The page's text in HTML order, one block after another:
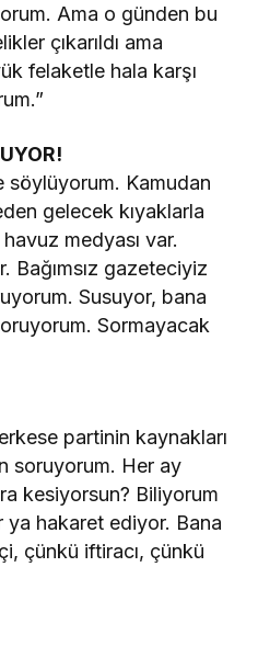
Ama o günden bu
çıkarıldı ama
felaketle hala karşı
söylüyorum. Kamudan
gelecek kıyaklarla
medyası var.
Bağımsız gazeteciyiz
Susuyor, bana
Sormayacak
partinin kaynakları
soruyorum. Her ay
kesiyorsun? Biliyorum
hakaret ediyor. Bana
çünkü iftiracı, çünkü